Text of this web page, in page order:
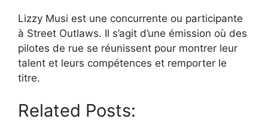
Lizzy Musi est une concurrente ou participante
à Street Outlaws. Il s’agit d’une émission où des
pilotes de rue se réunissent pour montrer leur
talent et leurs compétences et remporter le
titre.
Related Posts: